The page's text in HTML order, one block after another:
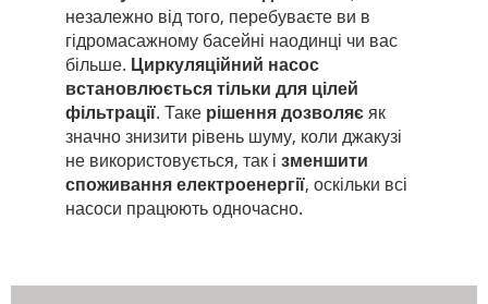
незалежно від того, перебуваєте ви в
гідромасажному басейні наодинці чи вас
більше. Циркуляційний насос
встановлюється тільки для цілей
фільтрації. Таке рішення дозволяєяк
значно знизити рівень шуму, коли джакузі
не використовується, так і зменшити
споживання електроенергії, оскільки всі
насоси працюють одночасно.